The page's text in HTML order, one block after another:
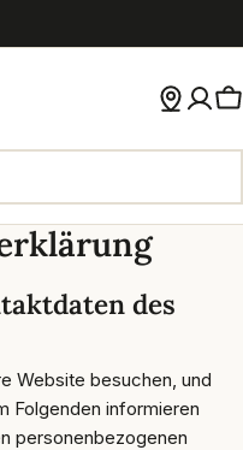
des
Website besuchen, und
Folgenden informieren
personenbezogenen